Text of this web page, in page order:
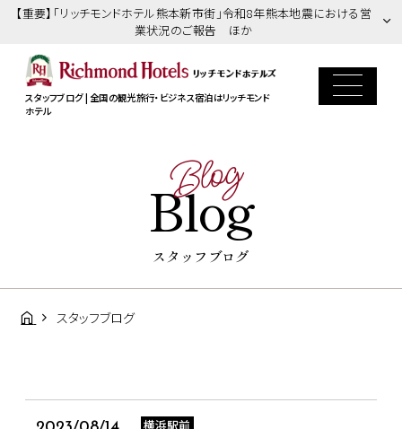
【重要】「リッチモンドホテル熊本新市街」令和8年熊本地震における営
業状況のご報告 ほか
スタッフブログ | 全国の観光旅行・ビジネス宿泊はリッチモンド
ホテル
Blog
Blog
スタッフブログ
スタッフブログ
横浜駅前